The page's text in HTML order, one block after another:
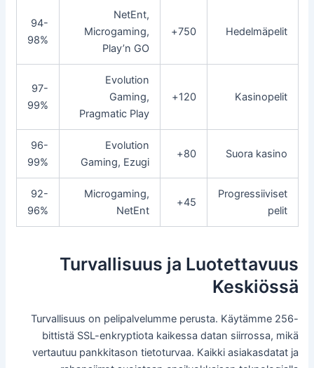
Hedelmäpelit
750+
NetEnt,
Microgaming,
Play’n GO
94-
98%
Kasinopelit
120+
Evolution
Gaming,
Pragmatic Play
97-
99%
Suora kasino
80+
Evolution
Gaming, Ezugi
96-
99%
Progressiiviset
pelit
45+
Microgaming,
NetEnt
92-
96%
Turvallisuus ja Luotettavuus
Keskiössä
Turvallisuus on pelipalvelumme perusta. Käytämme 256-
bittistä SSL-enkryptiota kaikessa datan siirrossa, mikä
vertautuu pankkitason tietoturvaa. Kaikki asiakasdatat ja